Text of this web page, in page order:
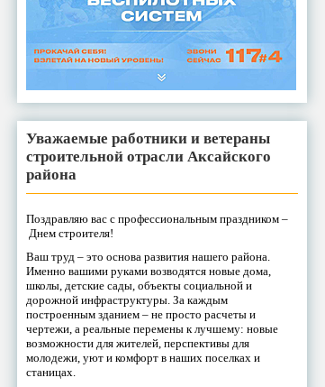
Уважаемые работники и ветераны
строительной отрасли Аксайского
района
Поздравляю вас с профессиональным праздником –
Днем строителя!
Ваш труд – это основа развития нашего района.
Именно вашими руками возводятся новые дома,
школы, детские сады, объекты социальной и
дорожной инфраструктуры. За каждым
построенным зданием – не просто расчеты и
чертежи, а реальные перемены к лучшему: новые
возможности для жителей, перспективы для
молодежи, уют и комфорт в наших поселках и
станицах.